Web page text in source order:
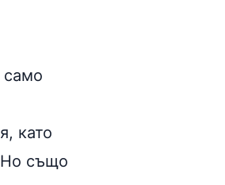
само
като
Но също